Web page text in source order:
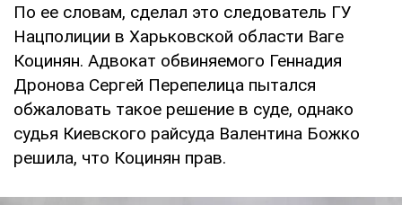
По ее словам, сделал это следователь ГУ
Нацполиции в Харьковской области Ваге
Коцинян. Адвокат обвиняемого Геннадия
Дронова Сергей Перепелица пытался
обжаловать такое решение в суде, однако
судья Киевского райсуда Валентина Божко
решила, что Коцинян прав.